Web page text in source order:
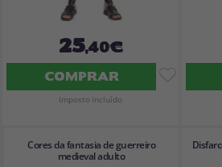
25,40€
COMPRAR
Imposto Incluído
Cores da fantasia de guerreiro
medieval adulto